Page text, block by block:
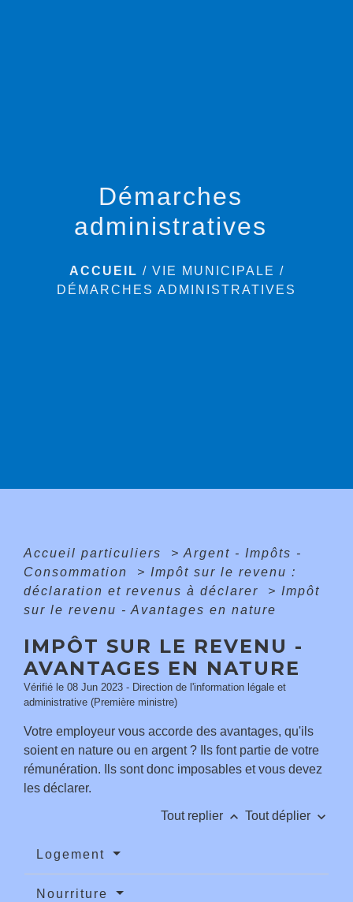
Démarches
administratives
ACCUEIL / VIE MUNICIPALE /
DÉMARCHES ADMINISTRATIVES
Accueil particuliers > Argent - Impôts -
Consommation
> Impôt sur le revenu :
déclaration et revenus à déclarer
> Impôt
sur le revenu - Avantages en nature
IMPÔT SUR LE REVENU -
AVANTAGES EN NATURE
Vérifié le 08 Jun 2023 - Direction de l'information légale et
administrative (Première ministre)
Votre employeur vous accorde des avantages, qu'ils
soient en nature ou en argent ? Ils font partie de votre
rémunération. Ils sont donc imposables et vous devez
les déclarer.
Tout replier keyboard_arrow_up Tout déplier keyboard_arrow_down
Logement
Nourriture